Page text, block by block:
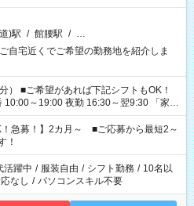
)駅 / 館腰駅 / …
宅近くでご希望の勤務地を紹介しま
OK！
～19:00 夜勤 16:30～翌9:30 「家族
「余裕を持って夕飯の準備がしたい」
くない」 など、ご希望を教えてください
勤務時間。 合計で週40時間を超える場
！急募！】2カ月～ ■ご応募から最短2～
！
活躍中 / 服装自由 / シフト勤務 / 10名以
なし / パソコンスキル不要